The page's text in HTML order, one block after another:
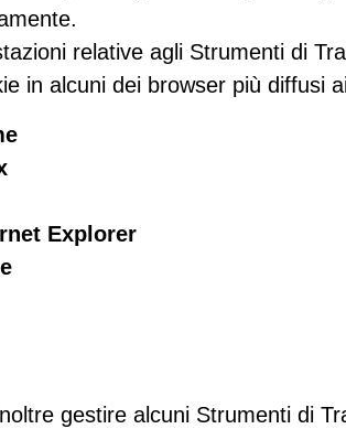
relative agli Strumenti di
in alcuni dei browser più diffusi
Explorer
gestire alcuni Strumenti di